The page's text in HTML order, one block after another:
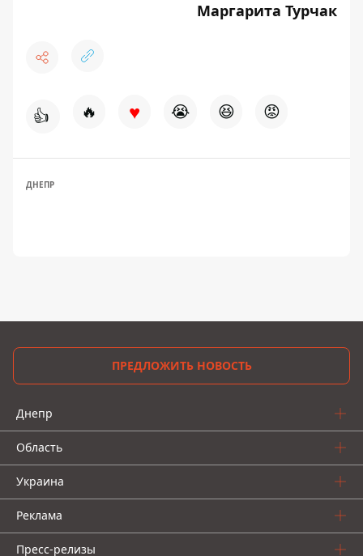
Маргарита Турчак
👍 🔥 ♥ 😭 😆 😡
ДНЕПР
ПРЕДЛОЖИТЬ НОВОСТЬ
Днепр
Область
Украина
Реклама
Пресс-релизы